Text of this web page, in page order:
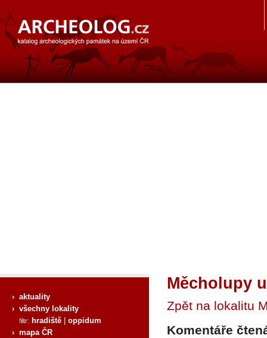
› aktuality
› všechny lokality
filtr: hradiště
oppidum
› mapa ČR
Měcholupy
Zpět na lokalitu
Komentáře